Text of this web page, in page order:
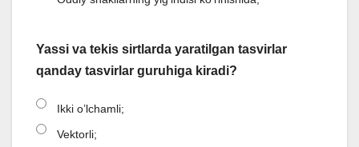
Yassi va tekis sirtlarda yaratilgan tasvirlar
qanday tasvirlar guruhiga kiradi?
Ikki o’lchamli;
Vektorli;